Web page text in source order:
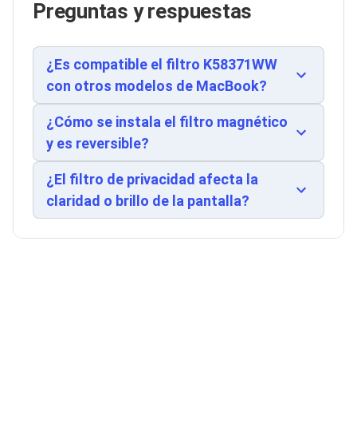
Soportes para Monitores
Filtros de Privacidad para Monitores
Accesorios para Estaciones de Trabajo
Estaciones de Trabajo
Memorias RAM y Flash
Memorias RAM para PC
Memorias RAM para Servidores
Memorias RAM para Laptop
Memorias USB
Lectores de Memoria
Memorias Flash
Componentes
Tarjetas de Expansión
Tarjetas PCI Express
Taiwan bajo estándares internacionales de
calidad.
Preguntas y respuestas
¿Es compatible el filtro K58371WW
con otros modelos de MacBook?
¿Cómo se instala el filtro magnético
y es reversible?
¿El filtro de privacidad afecta la
claridad o brillo de la pantalla?